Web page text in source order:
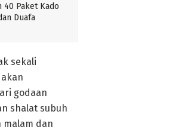
40 Paket Kado
Duafa
sekali
godaan
shalat subuh
dan